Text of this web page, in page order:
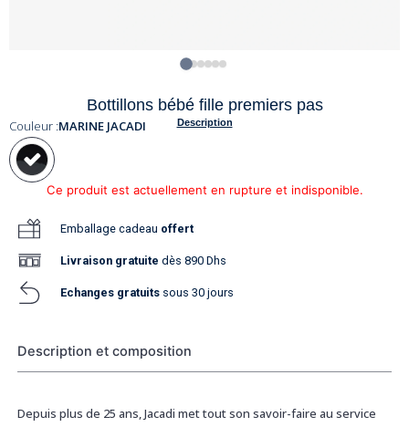
Bottillons bébé fille premiers pas
Description
Couleur :MARINE JACADI
Ce produit est actuellement en rupture et indisponible.
Emballage cadeau offert
Livraison gratuite dès 890 Dhs
Echanges gratuits sous 30 jours
Description et composition
Depuis plus de 25 ans, Jacadi met tout son savoir-faire au service